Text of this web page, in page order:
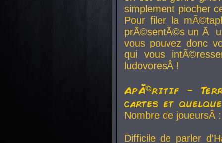
simplement piocher
Pour filer la
prÃ©sentÃ©s un Ã
vous pouvez donc
qui vous
ludovoresÂ !
ApÃ©ritif -
cartes et
Nombre de
Difficile de parler